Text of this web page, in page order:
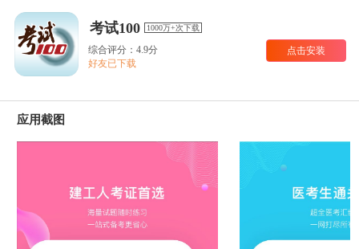
考试100 1000万+次下载
综合评分：4.9分
好友已下载
点击安装
应用截图